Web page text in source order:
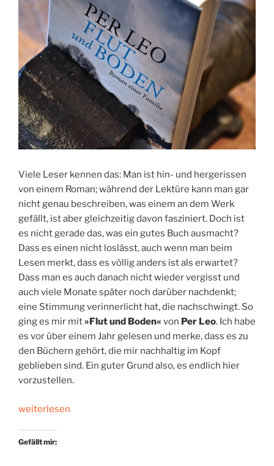
Viele Leser kennen das: Man ist hin- und hergerissen
von einem Roman; während der Lektüre kann man gar
nicht genau beschreiben, was einem an dem Werk
gefällt, ist aber gleichzeitig davon fasziniert. Doch ist
es nicht gerade das, was ein gutes Buch ausmacht?
Dass es einen nicht loslässt, auch wenn man beim
Lesen merkt, dass es völlig anders ist als erwartet?
Dass man es auch danach nicht wieder vergisst und
auch viele Monate später noch darüber nachdenkt;
eine Stimmung verinnerlicht hat, die nachschwingt. So
ging es mir mit »Flut und Boden« von Per Leo. Ich habe
es vor über einem Jahr gelesen und merke, dass es zu
den Büchern gehört, die mir nachhaltig im Kopf
geblieben sind. Ein guter Grund also, es endlich hier
vorzustellen.
„Familien.Geschichte“
weiterlesen
Gefällt mir: